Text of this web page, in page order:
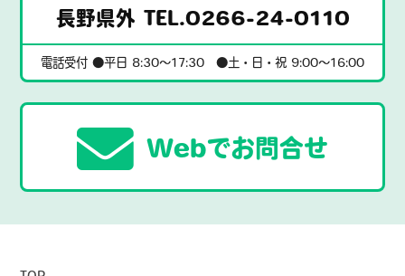
長野県外 TEL.0266-24-0110
電話受付 ●平日 8:30〜17:30 ●土・日・祝 9:00〜16:00
Webでお問合せ